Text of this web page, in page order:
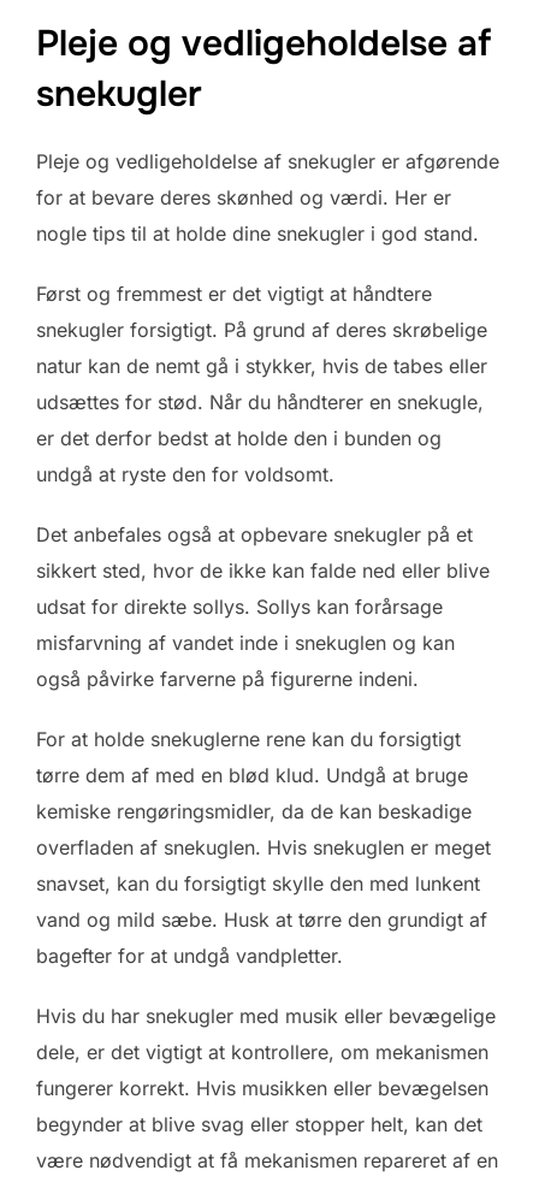
Pleje og vedligeholdelse af
snekugler
Pleje og vedligeholdelse af snekugler er afgørende
for at bevare deres skønhed og værdi. Her er
nogle tips til at holde dine snekugler i god stand.
Først og fremmest er det vigtigt at håndtere
snekugler forsigtigt. På grund af deres skrøbelige
natur kan de nemt gå i stykker, hvis de tabes eller
udsættes for stød. Når du håndterer en snekugle,
er det derfor bedst at holde den i bunden og
undgå at ryste den for voldsomt.
Det anbefales også at opbevare snekugler på et
sikkert sted, hvor de ikke kan falde ned eller blive
udsat for direkte sollys. Sollys kan forårsage
misfarvning af vandet inde i snekuglen og kan
også påvirke farverne på figurerne indeni.
For at holde snekuglerne rene kan du forsigtigt
tørre dem af med en blød klud. Undgå at bruge
kemiske rengøringsmidler, da de kan beskadige
overfladen af snekuglen. Hvis snekuglen er meget
snavset, kan du forsigtigt skylle den med lunkent
vand og mild sæbe. Husk at tørre den grundigt af
bagefter for at undgå vandpletter.
Hvis du har snekugler med musik eller bevægelige
dele, er det vigtigt at kontrollere, om mekanismen
fungerer korrekt. Hvis musikken eller bevægelsen
begynder at blive svag eller stopper helt, kan det
være nødvendigt at få mekanismen repareret af en